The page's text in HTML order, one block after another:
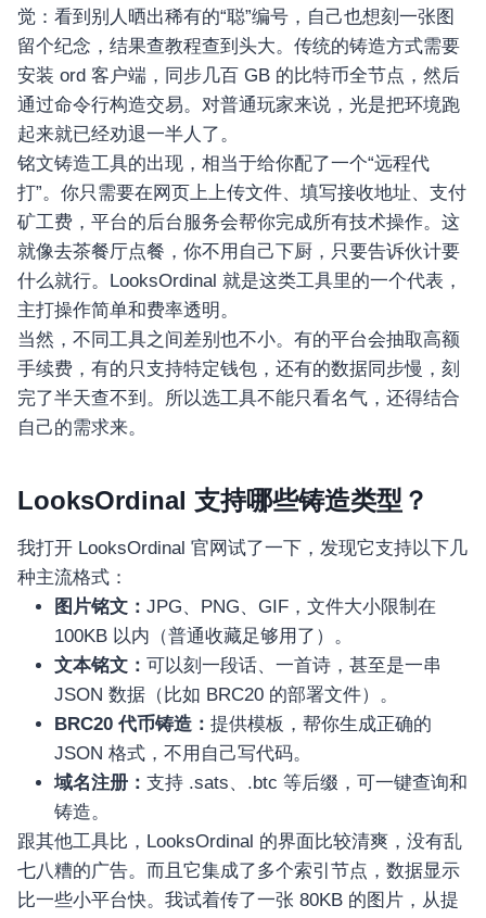
觉：看到别人晒出稀有的“聪”编号，自己也想刻一张图
留个纪念，结果查教程查到头大。传统的铸造方式需要
安装 ord 客户端，同步几百 GB 的比特币全节点，然后
通过命令行构造交易。对普通玩家来说，光是把环境跑
起来就已经劝退一半人了。
铭文铸造工具的出现，相当于给你配了一个“远程代
打”。你只需要在网页上上传文件、填写接收地址、支付
矿工费，平台的后台服务会帮你完成所有技术操作。这
就像去茶餐厅点餐，你不用自己下厨，只要告诉伙计要
什么就行。LooksOrdinal 就是这类工具里的一个代表，
主打操作简单和费率透明。
当然，不同工具之间差别也不小。有的平台会抽取高额
手续费，有的只支持特定钱包，还有的数据同步慢，刻
完了半天查不到。所以选工具不能只看名气，还得结合
自己的需求来。
LooksOrdinal 支持哪些铸造类型？
我打开 LooksOrdinal 官网试了一下，发现它支持以下几
种主流格式：
图片铭文： JPG、PNG、GIF，文件大小限制在
100KB 以内（普通收藏足够用了）。
文本铭文： 可以刻一段话、一首诗，甚至是一串
JSON 数据（比如 BRC20 的部署文件）。
BRC20 代币铸造： 提供模板，帮你生成正确的
JSON 格式，不用自己写代码。
域名注册： 支持 .sats、.btc 等后缀，可一键查询和
铸造。
跟其他工具比，LooksOrdinal 的界面比较清爽，没有乱
七八糟的广告。而且它集成了多个索引节点，数据显示
比一些小平台快。我试着传了一张 80KB 的图片，从提